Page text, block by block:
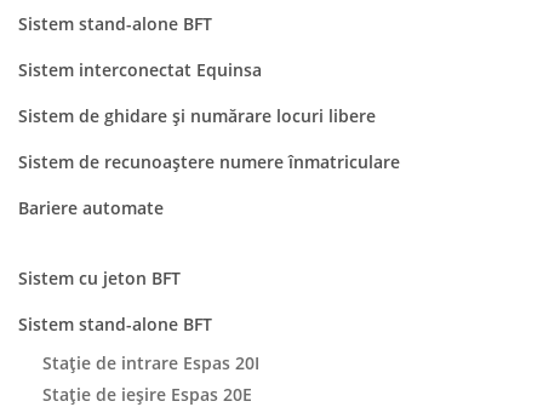
Sistem stand-alone BFT
Sistem interconectat Equinsa
Sistem de ghidare și numărare locuri libere
Sistem de recunoaștere numere înmatriculare
Bariere automate
Sistem cu jeton BFT
Sistem stand-alone BFT
Stație de intrare Espas 20I
Stație de ieșire Espas 20E